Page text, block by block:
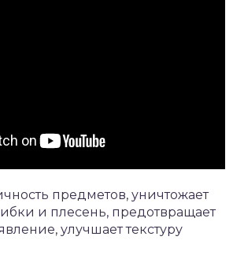
предметов, уничтожает
и плесень, предотвращает
улучшает текстуру